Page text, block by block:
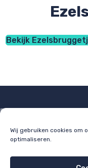
Wij gebruiken cookies om
optimaliseren.
Bekijk